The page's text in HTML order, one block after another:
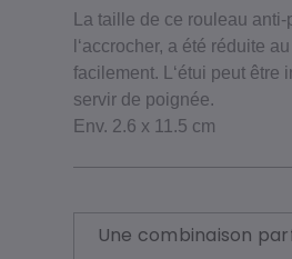
La taille de ce rouleau
l‘accrocher, a été réduite
facilement. L‘étui peut être
servir de poignée.
Env. 2.6 x 11.5 cm
Une combinaison